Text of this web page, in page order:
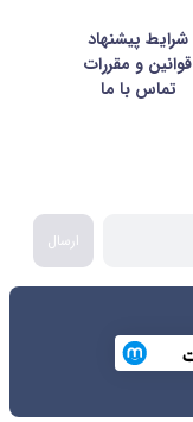
شرايط پيشنهاد
قوانین و مقررات
تماس با ما
ارسال